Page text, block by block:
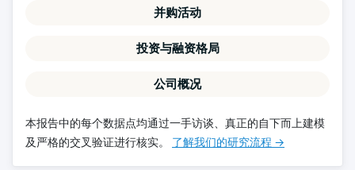
并购活动
投资与融资格局
公司概况
本报告中的每个数据点均通过一手访谈、真正的自下而上建模
及严格的交叉验证进行核实。 了解我们的研究流程 →